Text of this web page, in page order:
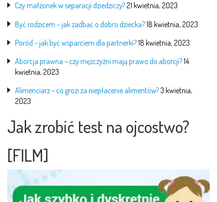
Czy małżonek w separacji dziedziczy?21 kwietnia, 2023
Być rodzicem – jak zadbać o dobro dziecka?18 kwietnia, 2023
Poród – jak być wsparciem dla partnerki?18 kwietnia, 2023
Aborcja prawna – czy mężczyźni mają prawo do aborcji?14
kwietnia, 2023
Alimenciarz – co grozi za niepłacenie alimentów?3 kwietnia,
2023
Jak zrobić test na ojcostwo?
[FILM]